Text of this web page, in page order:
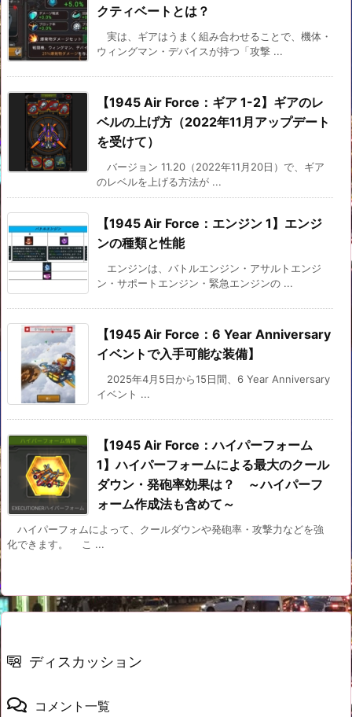
クティベートとは？
実は、ギアはうまく組み合わせることで、機体・
ウィングマン・デバイスが持つ「攻撃 ...
【1945 Air Force：ギア 1-2】ギアのレ
ベルの上げ方（2022年11月アップデート
を受けて）
バージョン 11.20（2022年11月20日）で、ギア
のレベルを上げる方法が ...
【1945 Air Force：エンジン 1】エンジ
ンの種類と性能
エンジンは、バトルエンジン・アサルトエンジ
ン・サポートエンジン・緊急エンジンの ...
【1945 Air Force：6 Year Anniversary
イベントで入手可能な装備】
2025年4月5日から15日間、6 Year Anniversary
イベント ...
【1945 Air Force：ハイパーフォーム
1】ハイパーフォームによる最大のクール
ダウン・発砲率効果は？ ～ハイパーフ
ォーム作成法も含めて～
ハイパーフォムによって、クールダウンや発砲率・攻撃力などを強
化できます。 こ ...
ディスカッション
コメント一覧